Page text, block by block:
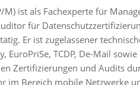
M) ist als Fachexperte für
für
Er ist zugelassener
EuroPriSe, TCDP, De-Mail
Zertifizierungen und Audits
im Bereich mobile Netzwerke